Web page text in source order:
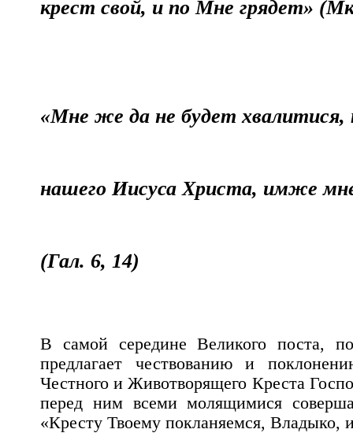
крест свой, и по Мне грядет»
«Мне же да не будет хвалитися,
нашего Иисуса Христа, имже
(Гал. 6, 14)
В самой середине Великого поста,
предлагает чествованию и
Честного и Животворящего Креста
перед ним всеми молящимися
«Кресту Твоему покланяемся, Владыко,